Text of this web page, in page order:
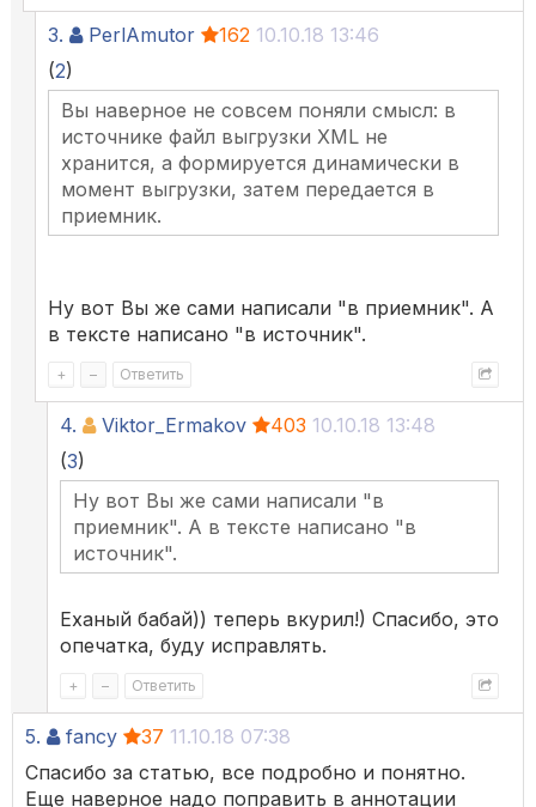
3. PerlAmutor 162 10.10.18 13:46
(2)
Вы наверное не совсем поняли смысл: в
источнике файл выгрузки XML не
хранится, а формируется динамически в
момент выгрузки, затем передается в
приемник.
Ну вот Вы же сами написали "в приемник". А
в тексте написано "в источник".
+ – Ответить
4. Viktor_Ermakov 403 10.10.18 13:48
(3)
Ну вот Вы же сами написали "в
приемник". А в тексте написано "в
источник".
Еханый бабай)) теперь вкурил!) Спасибо, это
опечатка, буду исправлять.
+ – Ответить
5. fancy 37 11.10.18 07:38
Спасибо за статью, все подробно и понятно.
Еще наверное надо поправить в аннотации